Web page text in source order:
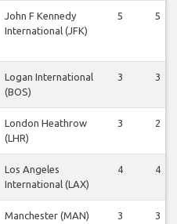
John F Kennedy
International (JFK)
5 5
Logan International
(BOS)
3 3
London Heathrow
(LHR)
3 2
Los Angeles
International (LAX)
4 4
Manchester (MAN) 3 3